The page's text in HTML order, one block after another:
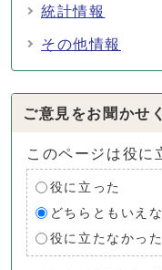
統計情報
その他情報
ご意見をお聞かせ
このページは役に
役に立った
どちらともいえ
役に立たなかった